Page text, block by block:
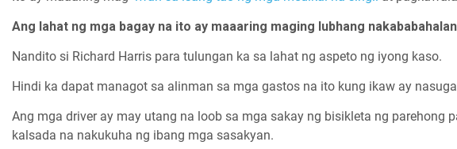
Ang lahat ng mga bagay na ito ay maaaring maging lubhang
Nandito si Richard Harris para tulungan ka sa lahat ng aspeto ng iyong kaso.
Hindi ka dapat managot sa alinman sa mga gastos na ito kung ikaw ay
Ang mga driver ay may utang na loob sa mga sakay ng bisikleta ng parehong
kalsada na nakukuha ng ibang mga sasakyan.